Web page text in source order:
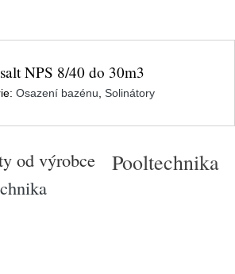
NPS 8/40 do 30m3
Osazení bazénu Solinátory
od výrobce
Pooltechnika